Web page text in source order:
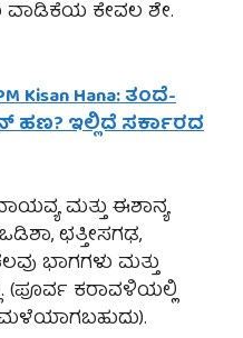
ಕೇವಲ ಶೇ.
Kisan Hana: ತಂದೆ-
ಹಣ? ಇಲ್ಲಿದೆ ಸರ್ಕಾರದ
ಮತ್ತು ಈಶಾನ್ಯ
ಛತ್ತೀಸಗಢ,
ಭಾಗಗಳು ಮತ್ತು
(ಪೂರ್ವ ಕರಾವಳಿಯಲ್ಲಿ
ಮಳೆಯಾಗಬಹುದು).